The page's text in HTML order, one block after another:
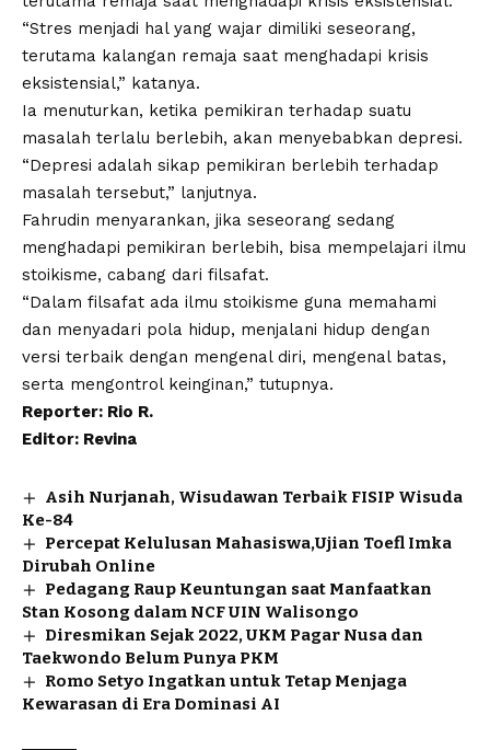
“Stres menjadi hal yang wajar dimiliki seseorang,
terutama kalangan remaja saat menghadapi krisis
eksistensial,” katanya.
Ia menuturkan, ketika pemikiran terhadap suatu
masalah terlalu berlebih, akan menyebabkan depresi.
“Depresi adalah sikap pemikiran berlebih terhadap
masalah tersebut,” lanjutnya.
Fahrudin menyarankan, jika seseorang sedang
menghadapi pemikiran berlebih, bisa mempelajari ilmu
stoikisme, cabang dari filsafat.
“Dalam filsafat ada ilmu stoikisme guna memahami
dan menyadari pola hidup, menjalani hidup dengan
versi terbaik dengan mengenal diri, mengenal batas,
serta mengontrol keinginan,” tutupnya.
Reporter: Rio R.
Editor: Revina
Asih Nurjanah, Wisudawan Terbaik FISIP Wisuda
Ke-84
Percepat Kelulusan Mahasiswa,Ujian Toefl Imka
Dirubah Online
Pedagang Raup Keuntungan saat Manfaatkan
Stan Kosong dalam NCF UIN Walisongo
Diresmikan Sejak 2022, UKM Pagar Nusa dan
Taekwondo Belum Punya PKM
Romo Setyo Ingatkan untuk Tetap Menjaga
Kewarasan di Era Dominasi AI